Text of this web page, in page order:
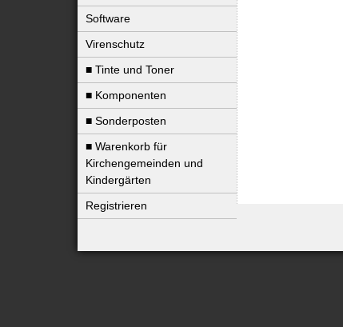
Software
Virenschutz
■ Tinte und Toner
■ Komponenten
■ Sonderposten
■ Warenkorb für
Kirchengemeinden und
Kindergärten
Registrieren